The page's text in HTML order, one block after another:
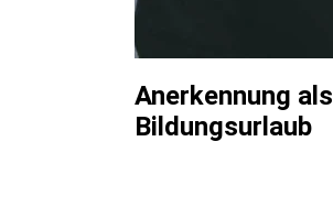
Anerkennung als
Bildungsurlaub